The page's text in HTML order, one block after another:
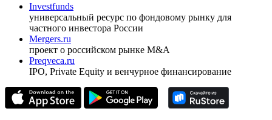
Investfunds
универсальный ресурс по фондовому рынку для
частного инвестора России
Mergers.ru
проект о российском рынке M&A
Preqveca.ru
IPO, Private Equity и венчурное финансирование